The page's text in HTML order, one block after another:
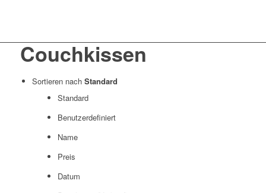
Couchkissen
Sortieren nach Standard
Standard
Benutzerdefiniert
Name
Preis
Datum